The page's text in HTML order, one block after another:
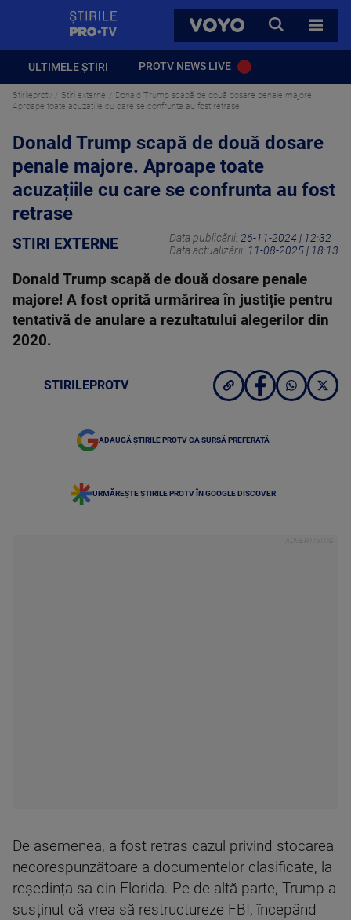
VOYO
CAUTA
TOATE
ULTIMELE ȘTIRI PROTV NEWS LIVE
Stirileprotv Stiri externe
Donald Trump scapă de două dosare penale majore.
Aproape toate acuzațiile cu care se confrunta au fost retrase
Donald Trump scapă de două dosare
penale majore. Aproape toate
acuzațiile cu care se confrunta au fost
retrase
STIRI EXTERNE Data publicării: 26-11-2024 | 12:32
Data actualizării: 11-08-2025 | 18:13
Donald Trump scapă de două dosare penale
majore! A fost oprită urmărirea în justiție pentru
tentativă de anulare a rezultatului alegerilor din
2020.
STIRILEPROTV
ADAUGĂ ȘTIRILE PROTV CA SURSĂ PREFERATĂ
URMĂREȘTE ȘTIRILE PROTV ÎN GOOGLE DISCOVER
De asemenea, a fost retras cazul privind stocarea
necorespunzătoare a documentelor clasificate, la
reședința sa din Florida. Pe de altă parte, Trump a
susținut că vrea să restructureze FBI, începând